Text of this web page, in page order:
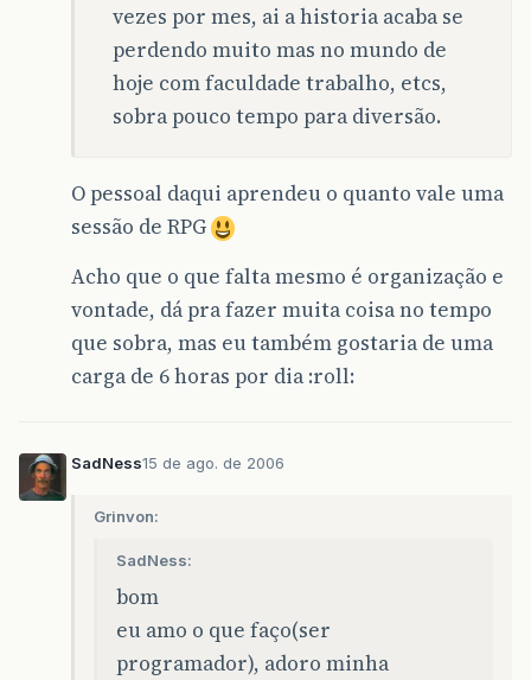
vezes por mes, ai a historia acaba se
perdendo muito mas no mundo de
hoje com faculdade trabalho, etcs,
sobra pouco tempo para diversão.
O pessoal daqui aprendeu o quanto vale uma
sessão de RPG
Acho que o que falta mesmo é organização e
vontade, dá pra fazer muita coisa no tempo
que sobra, mas eu também gostaria de uma
carga de 6 horas por dia :roll:
SadNess15 de ago. de 2006
Grinvon:
SadNess:
bom
eu amo o que faço(ser
programador), adoro minha